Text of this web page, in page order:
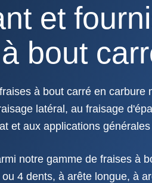
et
bout
à bout carré en carbure
latéral, au fraisage
et aux applications
notre gamme de fraises à
4 dents, à arête longue, à